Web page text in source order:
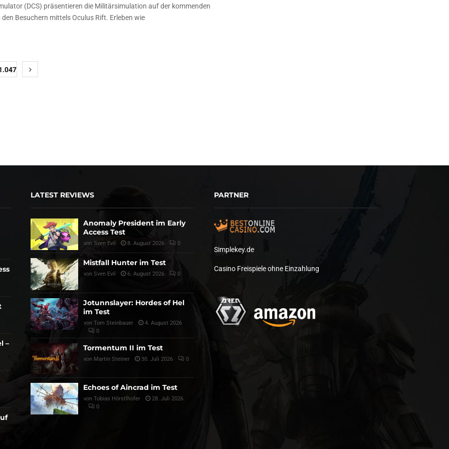
(DCS) präsentieren die Militärsimulation auf der kommenden
den Besuchern mittels Oculus Rift. Erleben wie
–
LATEST REVIEWS
Anomaly President im Early
Access Test
von Sven Evil 8. August 2026 0
Mistfall Hunter im Test
von Sven Evil 6. August 2026 0
Jotunnslayer: Hordes of Hel
im Test
von Tom Steinbauer
4. August 2026
0
Tormentum II im Test
von Martin Steiner 30. Juli 2026 0
Echoes of Aincrad im Test
von Tobias Hörstlhofer
28. Juli 2026
0
PARTNER
Simplekey.de
Casino Freispiele ohne Einzahlung